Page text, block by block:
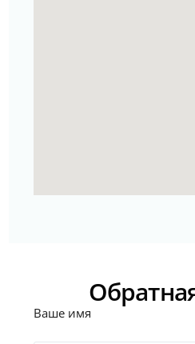
Ваше имя